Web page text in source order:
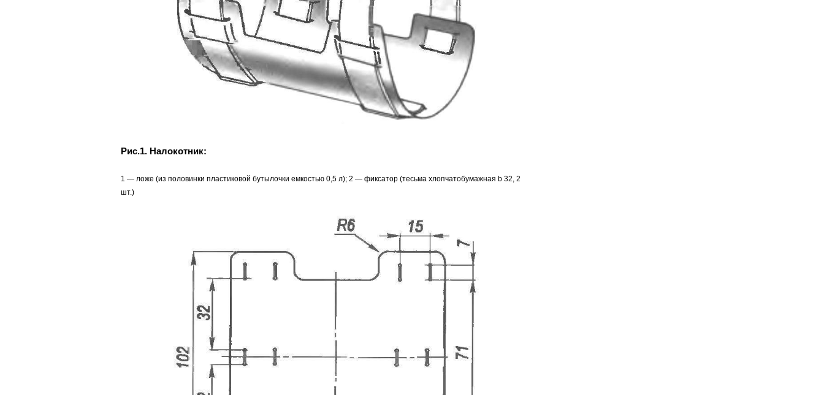
Рис.1. Налокотник:
1 — ложе (из половинки пластиковой бутылочки емкостью 0,5 л); 2 — фиксатор (тесьма хлопчатобумажная b 32, 2
шт.)